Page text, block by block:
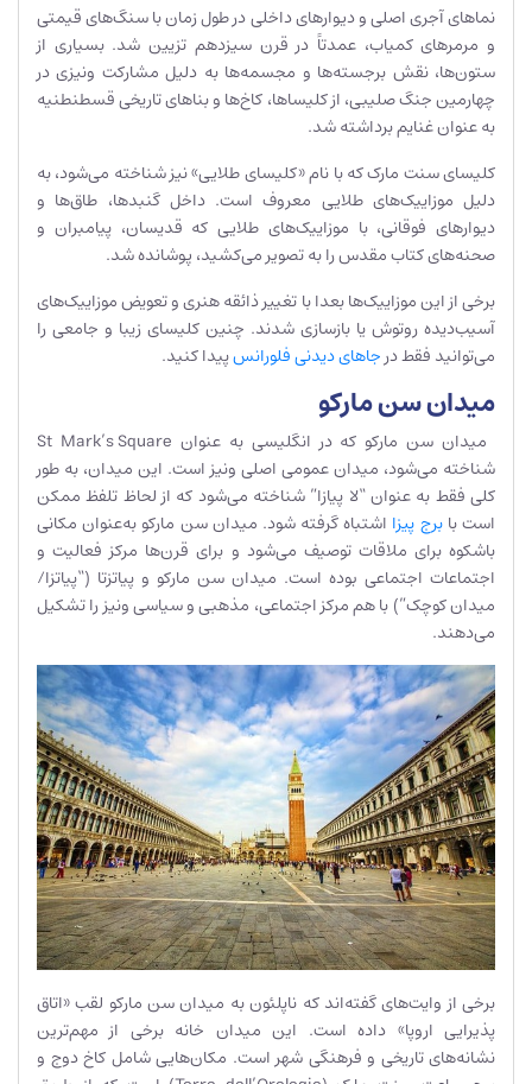
نماهای آجری اصلی و دیوارهای داخلی در طول زمان با سنگ‌های قیمتی
و مرمرهای کمیاب، عمدتاً در قرن سیزدهم تزیین شد. بسیاری از
ستون‌ها، نقش برجسته‌ها و مجسمه‌ها به دلیل مشارکت ونیزی در
چهارمین جنگ صلیبی، از کلیساها، کاخ‌ها و بناهای تاریخی قسطنطنیه
به عنوان غنایم برداشته شد.
کلیسای سنت مارک که با نام «کلیسای طلایی» نیز شناخته می‌شود، به
دلیل موزاییک‌های طلایی معروف است. داخل گنبدها، طاق‌ها و
دیوارهای فوقانی، با موزاییک‌های طلایی که قدیسان، پیامبران و
صحنه‌های کتاب مقدس را به تصویر می‌کشید، پوشانده شد.
برخی از این موزاییک‌ها بعدا با تغییر ذائقه هنری و تعویض موزاییک‌های
آسیب‌دیده روتوش یا بازسازی شدند. چنین کلیسای زیبا و جامعی را
می‌توانید فقط درجاهای دیدنی فلورانسپیدا کنید.
میدان سن مارکو
میدان سن مارکو که در انگلیسی به عنوان St Mark’s Square
شناخته می‌شود، میدان عمومی اصلی ونیز است. این میدان، به طور
کلی فقط به عنوان “لا پیازا” شناخته می‌شود که از لحاظ تلفظ ممکن
است بابرج پیزا اشتباه گرفته شود. میدان سن مارکو به‌عنوان مکانی
باشکوه برای ملاقات توصیف می‌شود و برای قرن‌ها مرکز فعالیت و
اجتماعات اجتماعی بوده است. میدان سن مارکو و پیاتزتا (“پیاتزا/
میدان کوچک”) با هم مرکز اجتماعی، مذهبی و سیاسی ونیز را تشکیل
می‌دهند.
برخی از وایت‌های گفته‌اند که ناپلئون به میدان سن مارکو لقب «اتاق
پذیرایی اروپا» داده است. این میدان خانه برخی از مهم‌ترین
نشانه‌های تاریخی و فرهنگی شهر است. مکان‌هایی شامل کاخ دوج و